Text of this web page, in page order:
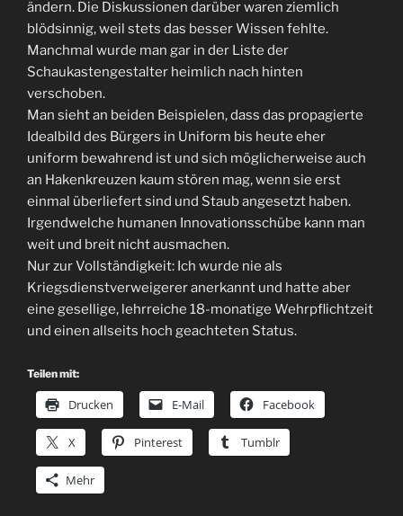
ändern. Die Diskussionen darüber waren ziemlich
blödsinnig, weil stets das besser Wissen fehlte.
Manchmal wurde man gar in der Liste der
Schaukastengestalter heimlich nach hinten
verschoben.
Man sieht an beiden Beispielen, dass das propagierte
Idealbild des Bürgers in Uniform bis heute eher
uniform bewahrend ist und sich möglicherweise auch
an Hakenkreuzen kaum stören mag, wenn sie erst
einmal überliefert sind und Staub angesetzt haben.
Irgendwelche humanen Innovationsschübe kann man
weit und breit nicht ausmachen.
Nur zur Vollständigkeit: Ich wurde nie als
Kriegsdienstverweigerer anerkannt und hatte aber
eine gesellige, lehrreiche 18-monatige Wehrpflichtzeit
und einen allseits hoch geachteten Status.
Teilen mit:
Drucken E-Mail Facebook
X Pinterest Tumblr
Mehr